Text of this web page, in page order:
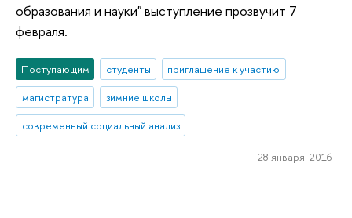
образования и науки" выступление прозвучит 7
февраля.
Поступающим студенты
приглашение к участию
магистратура
зимние школы
современный социальный анализ
28 января 2016